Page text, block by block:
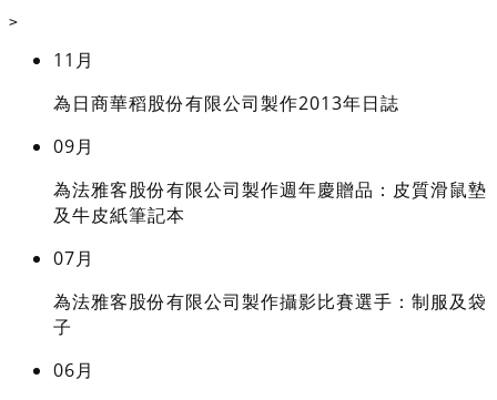
>
11月
為日商華稻股份有限公司製作2013年日誌
09月
為法雅客股份有限公司製作週年慶贈品：皮質滑鼠墊
及牛皮紙筆記本
07月
為法雅客股份有限公司製作攝影比賽選手：制服及袋
子
06月